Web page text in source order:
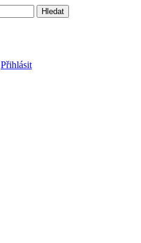
Přihlásit